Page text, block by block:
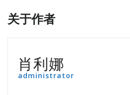
关于作者
肖利娜
administrator